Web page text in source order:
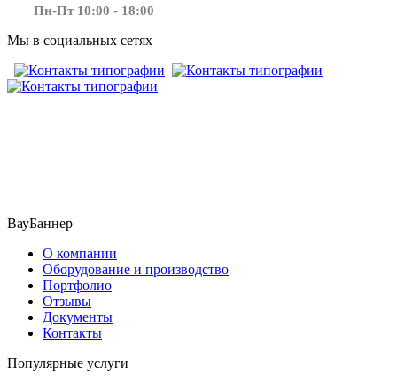
Пн-Пт 10:00 - 18:00
Мы в социальных сетях
ВауБаннер
О компании
Оборудование и производство
Портфолио
Отзывы
Документы
Контакты
Популярные услуги